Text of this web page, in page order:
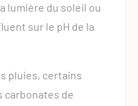
lumière du soleil ou
sur le pH de la
pluies, certains
carbonates de